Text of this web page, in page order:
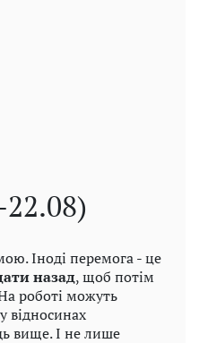
Іноді перемога - це
назад, щоб потім
роботі можуть
відносинах
вище. І не лише